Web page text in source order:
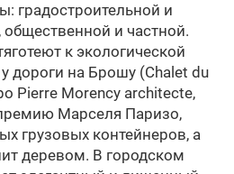
градостроительной и
общественной и частной.
к экологической
дороги на Брошу (Chalet du
Pierre Morency architecte,
Марселя Паризо,
грузовых контейнеров, а
деревом. В городском